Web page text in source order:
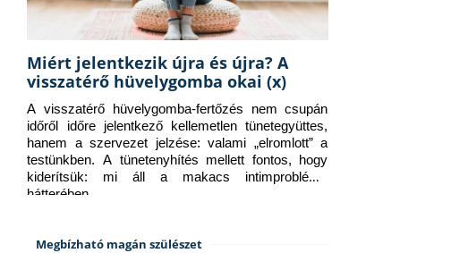
Miért jelentkezik újra és újra? A
visszatérő hüvelygomba okai (x)
A visszatérő hüvelygomba-fertőzés nem csupán
időről időre jelentkező kellemetlen tünetegyüttes,
hanem a szervezet jelzése: valami „elromlott” a
testünkben. A tünetenyhítés mellett fontos, hogy
kiderítsük: mi áll a makacs intimprobléma
hátterében.
Megbízható magán szülészet